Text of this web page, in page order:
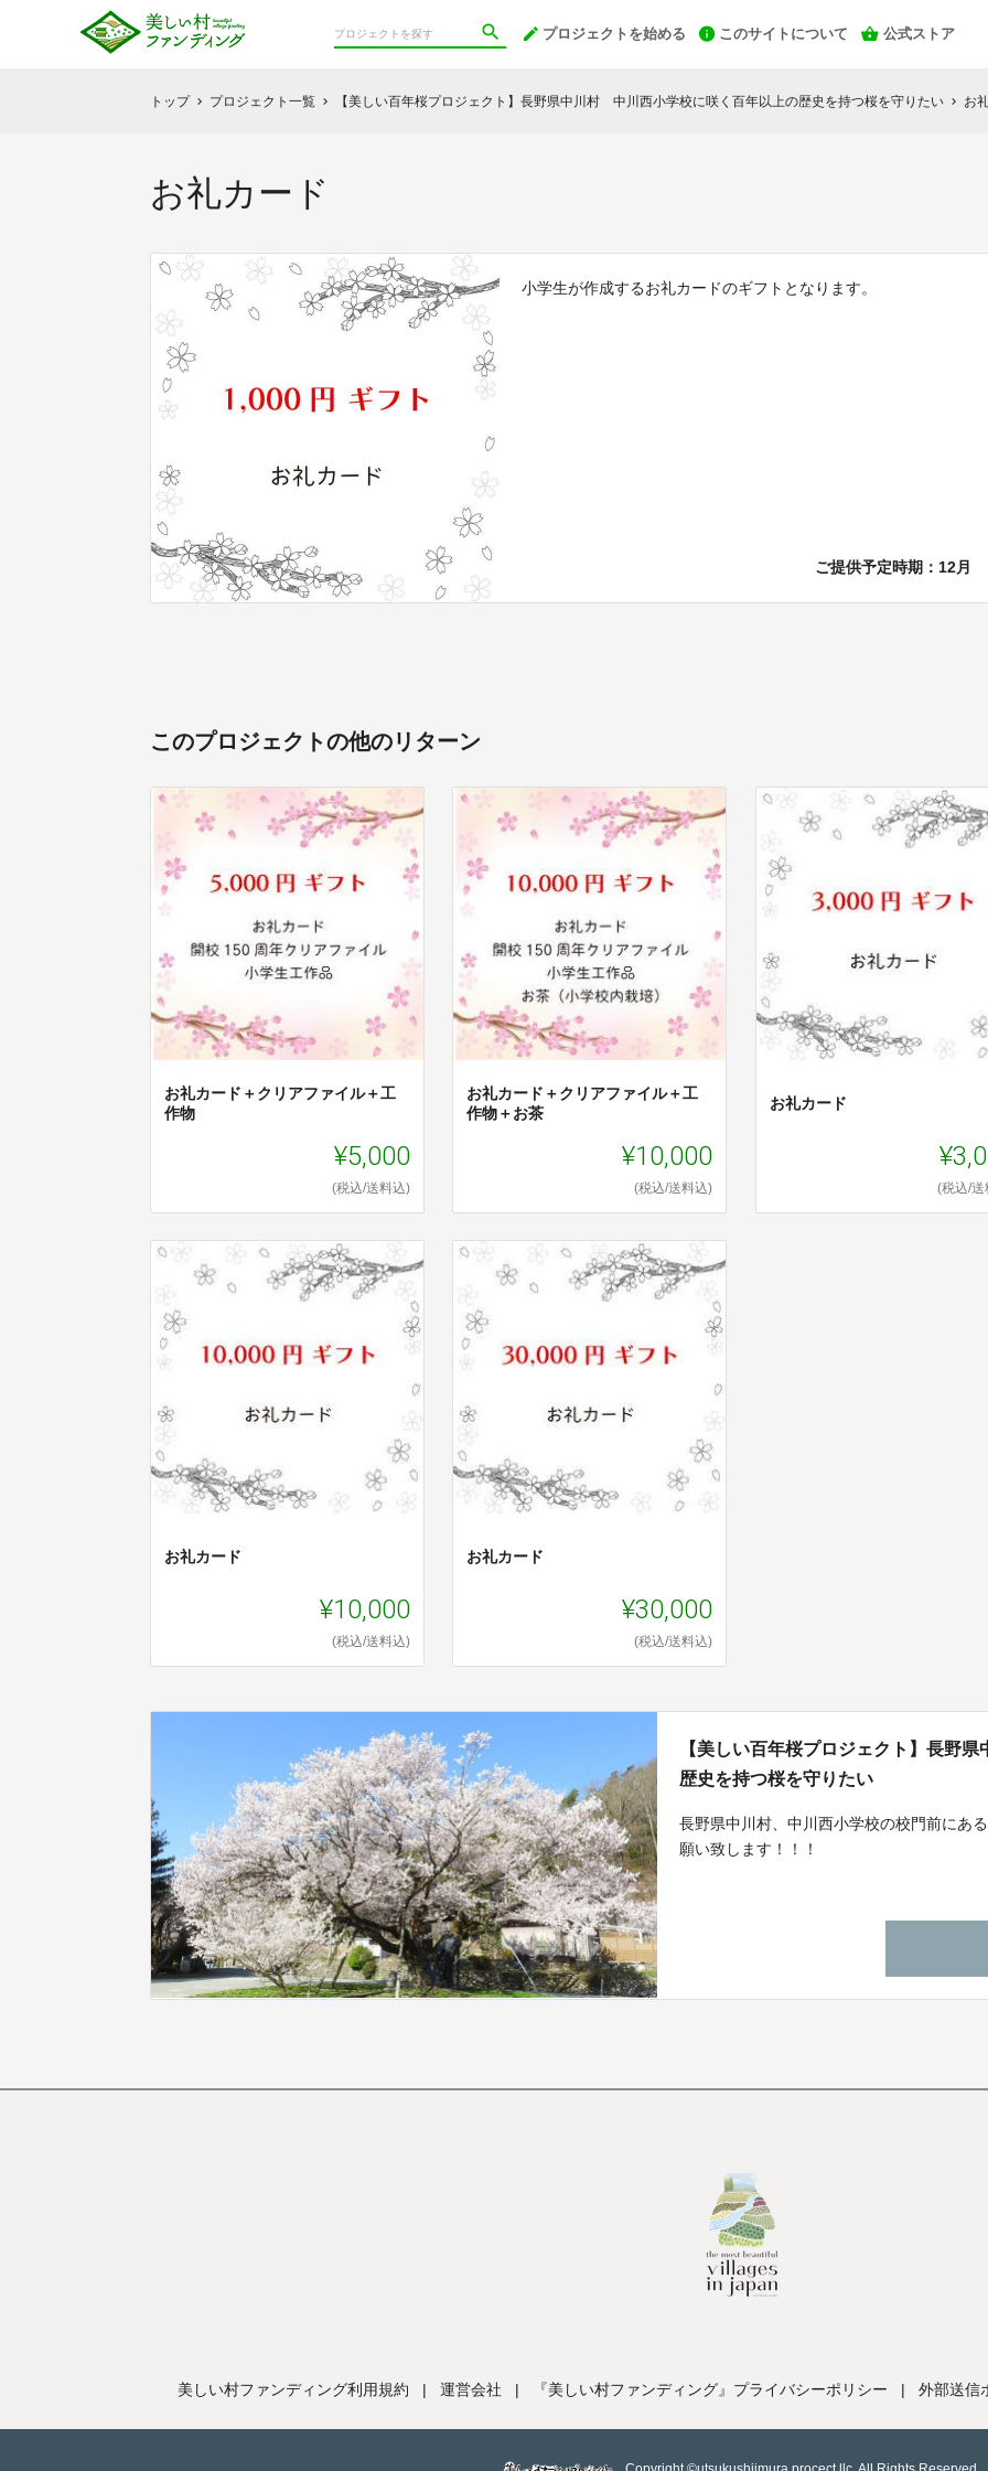
プロジェクトを始める このサイトについて 公式ストア
トップ chevron_right プロジェクト一覧 chevron_right 【美しい百年桜プロジェクト】長野県中川村 中川西小学校に咲く百年以上の歴史を持つ桜を守りたい chevron_right お
お礼カード
小学生が作成するお礼カードのギフトとなります。
ご提供予定時期：12月
このプロジェクトの他のリターン
お礼カード＋クリアファイル＋工
作物
¥5,000
(税込/送料込)
お礼カード＋クリアファイル＋工
作物＋お茶
¥10,000
(税込/送料込)
お礼カード
(税込/送
お礼カード
¥10,000
(税込/送料込)
お礼カード
¥30,000
(税込/送料込)
【美しい百年桜プロジェクト】長野
歴史を持つ桜を守りたい
長野県中川村、中川西小学校の校門前にあ
願い致します！！！
美しい村ファンディング利用規約 | 運営会社 | 『美しい村ファンディング』プライバシーポリシー | 外部送信